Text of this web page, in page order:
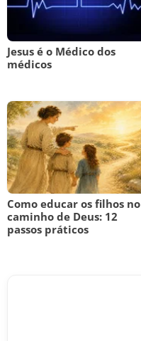
Jesus é o Médico dos
médicos
Como educar os filhos no
caminho de Deus: 12
passos práticos